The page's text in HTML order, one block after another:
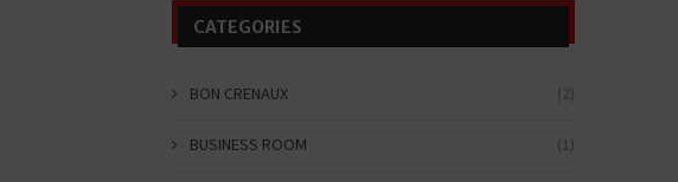
CATEGORIES
BON CRENAUX (2)
BUSINESS ROOM (1)